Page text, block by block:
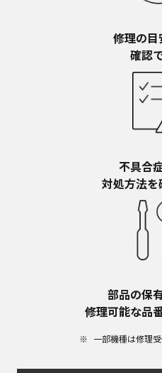
明書が改訂されてい
ウェブサイトに掲載
し、本ウェブサイト
は、商品本体に同梱
修正・更新するもの
商品には、取扱説明
の印刷物が同梱され
ウェブサイトではそ
商品ご使用時の安全
説明書に記載または
ご提供しております
にて提供している情
取扱説明書中に記載
開されている取扱説
についてのご質問等
会社に直接お問い合
修理の目
確認
不具合
対処方法を
部品の保
修理可能な品
一部機種は修理